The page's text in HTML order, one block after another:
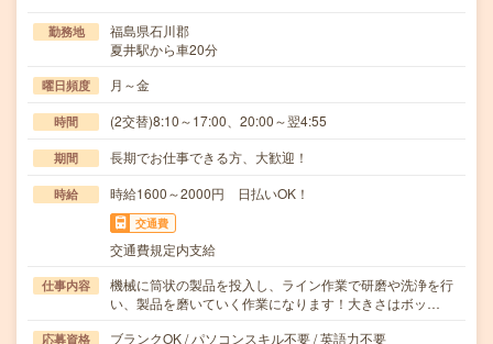
勤務地
福島県石川郡
夏井駅から車20分
曜日頻度 月～金
時間 (2交替)8:10～17:00、20:00～翌4:55
期間 長期でお仕事できる方、大歓迎！
時給 時給1600～2000円 日払いOK！
交通費
交通費規定内支給
仕事内容
機械に筒状の製品を投入し、ライン作業で研磨や洗浄を行
い、製品を磨いていく作業になります！大きさはボッ…
応募資格
ブランクOK / パソコンスキル不要 / 英語力不要